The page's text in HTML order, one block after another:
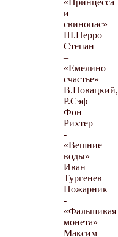
и
свинопас»
Ш.Перро
Степан
–
«Емелино
счастье»
В.Новацкий,
Р.Сэф
Фон
Рихтер
-
«Вешние
воды»
Иван
Тургенев
Пожарник
-
«Фальшивая
монета»
Максим